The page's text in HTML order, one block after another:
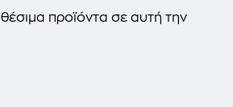
προϊόντα σε αυτή την